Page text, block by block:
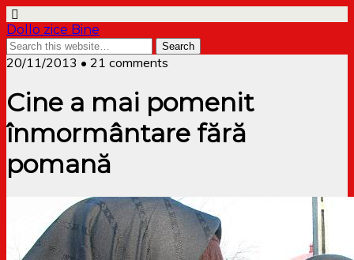
Dollo zice Bine
20/11/2013 • 21 comments
Cine a mai pomenit
înmormântare fără
pomană